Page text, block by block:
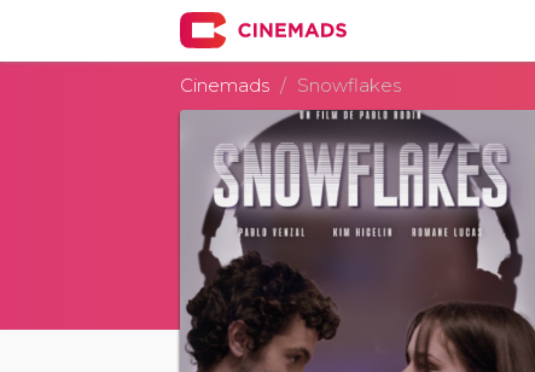
Cinemads Snowflakes